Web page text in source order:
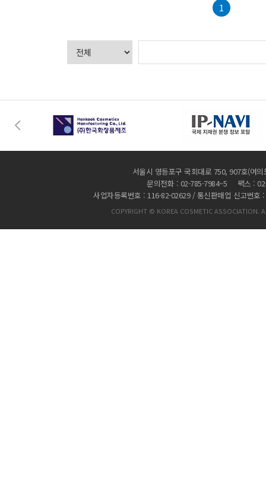
1
서울시 영등포구 국회대로 750, 907호(여
문의전화 : 02-785-7984~5 팩스 :
사업자등록번호 : 116-82-02629 / 통신판매업 신고번호
COPYRIGHT © KOREA COSMETIC ASSOCIATION.